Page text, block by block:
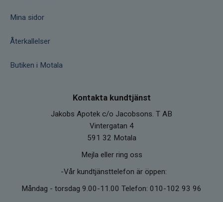
Mina sidor
Återkallelser
Butiken i Motala
Kontakta kundtjänst
Jakobs Apotek c/o Jacobsons. T AB
Vintergatan 4
591 32 Motala
Mejla eller ring oss
-Vår kundtjänsttelefon är öppen:
Måndag - torsdag 9.00-11.00 Telefon: 010-102 93 96